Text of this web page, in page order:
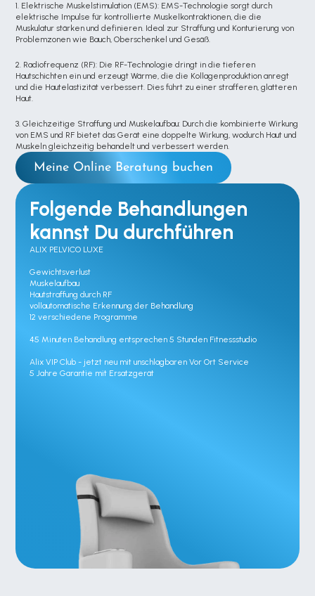
1. Elektrische Muskelstimulation (EMS): EMS-Technologie sorgt durch
elektrische Impulse für kontrollierte Muskelkontraktionen, die die
Muskulatur stärken und definieren. Ideal zur Straffung und Konturierung von
Problemzonen wie Bauch, Oberschenkel und Gesäß.
2. Radiofrequenz (RF): Die RF-Technologie dringt in die tieferen
Hautschichten ein und erzeugt Wärme, die die Kollagenproduktion anregt
und die Hautelastizität verbessert. Dies führt zu einer strafferen, glatteren
Haut.
3. Gleichzeitige Straffung und Muskelaufbau: Durch die kombinierte Wirkung
von EMS und RF bietet das Gerät eine doppelte Wirkung, wodurch Haut und
Muskeln gleichzeitig behandelt und verbessert werden.
Meine Online Beratung buchen
Folgende Behandlungen
kannst Du durchführen
ALIX PELVICO LUXE
Gewichtsverlust
Muskelaufbau
Hautstraffung durch RF
vollautomatische Erkennung der Behandlung
12 verschiedene Programme
45 Minuten Behandlung entsprechen 5 Stunden Fitnessstudio
Alix VIP Club - jetzt neu mit unschlagbaren Vor Ort Service
5 Jahre Garantie mit Ersatzgerät